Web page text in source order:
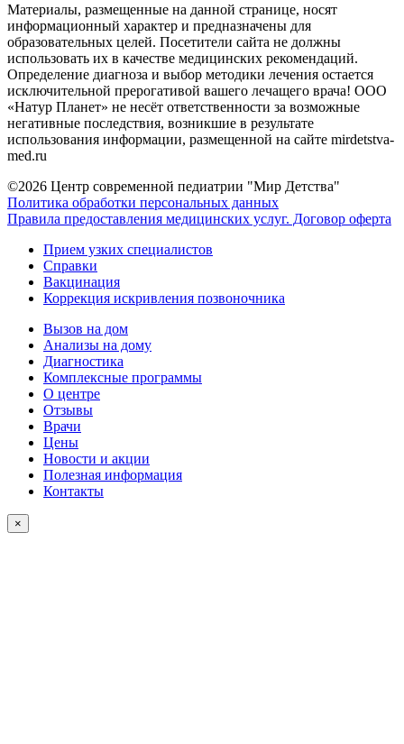
Материалы, размещенные на данной странице, носят
информационный характер и предназначены для
образовательных целей. Посетители сайта не должны
использовать их в качестве медицинских рекомендаций.
Определение диагноза и выбор методики лечения остается
исключительной прерогативой вашего лечащего врача! ООО
«Натур Планет» не несёт ответственности за возможные
негативные последствия, возникшие в результате
использования информации, размещенной на сайте mirdetstva-
med.ru
©2026 Центр современной педиатрии "Мир Детства"
Политика обработки персональных данных
Правила предоставления медицинских услуг. Договор оферта
Прием узких специалистов
Справки
Вакцинация
Коррекция искривления позвоночника
Вызов на дом
Анализы на дому
Диагностика
Комплексные программы
О центре
Отзывы
Врачи
Цены
Новости и акции
Полезная информация
Контакты
×